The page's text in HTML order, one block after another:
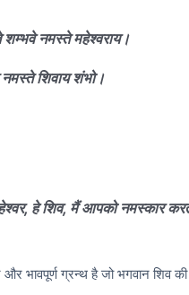
नमस्ते महेश्वराय।
शिवाय शंभो।
हे शिव, मैं आपको नमस्कार
और भावपूर्ण ग्रन्थ है जो भगवान शिव